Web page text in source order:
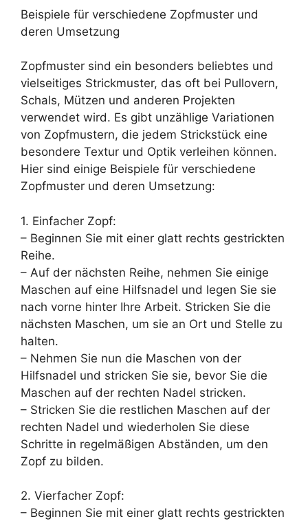
Beispiele für verschiedene Zopfmuster und
deren Umsetzung
Zopfmuster sind ein besonders beliebtes und
vielseitiges Strickmuster, das oft bei Pullovern,
Schals, Mützen und anderen Projekten
verwendet wird. Es gibt unzählige Variationen
von Zopfmustern, die jedem Strickstück eine
besondere Textur und Optik verleihen können.
Hier sind einige Beispiele für verschiedene
Zopfmuster und deren Umsetzung:
1. Einfacher Zopf:
– Beginnen Sie mit einer glatt rechts gestrickten
Reihe.
– Auf der nächsten Reihe, nehmen Sie einige
Maschen auf eine Hilfsnadel und legen Sie sie
nach vorne hinter Ihre Arbeit. Stricken Sie die
nächsten Maschen, um sie an Ort und Stelle zu
halten.
– Nehmen Sie nun die Maschen von der
Hilfsnadel und stricken Sie sie, bevor Sie die
Maschen auf der rechten Nadel stricken.
– Stricken Sie die restlichen Maschen auf der
rechten Nadel und wiederholen Sie diese
Schritte in regelmäßigen Abständen, um den
Zopf zu bilden.
2. Vierfacher Zopf:
– Beginnen Sie mit einer glatt rechts gestrickten